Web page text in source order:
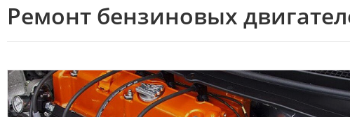
Ремонт бензиновых